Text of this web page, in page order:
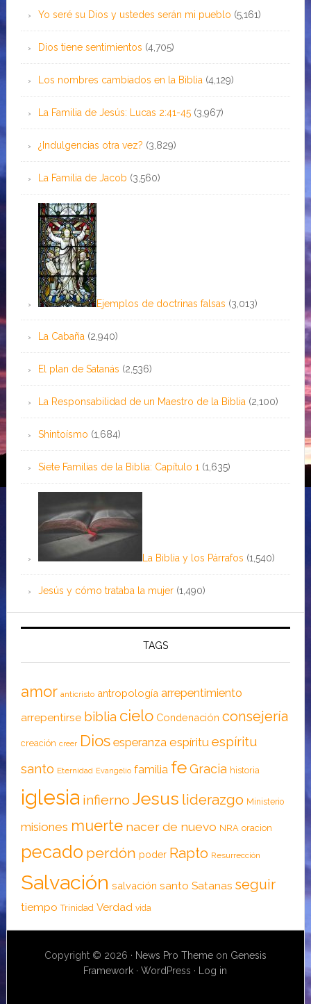
Yo seré su Dios y ustedes serán mi pueblo (5,161)
Dios tiene sentimientos (4,705)
Los nombres cambiados en la Biblia (4,129)
La Familia de Jesús: Lucas 2:41-45 (3,967)
¿Indulgencias otra vez? (3,829)
La Familia de Jacob (3,560)
Ejemplos de doctrinas falsas (3,013)
La Cabaña (2,940)
El plan de Satanás (2,536)
La Responsabilidad de un Maestro de la Biblia (2,100)
Shintoísmo (1,684)
Siete Familias de la Biblia: Capítulo 1 (1,635)
La Biblia y los Párrafos (1,540)
Jesús y cómo trataba la mujer (1,490)
TAGS
amor anticristo antropología arrepentimiento
arrepentirse biblia cielo Condenación consejería
creación creer Dios esperanza espíritu espíritu
santo Eternidad Evangelio familia feGracia historia
iglesia infierno Jesus liderazgo Ministerio
misiones muerte nacer de nuevo NRA oracion
pecado perdón poder Rapto Resurrección
Salvación salvación santo Satanas seguir
tiempo Trinidad Verdad vida
Copyright © 2026 · News Pro Themeon Genesis
Framework ·WordPress · Log in